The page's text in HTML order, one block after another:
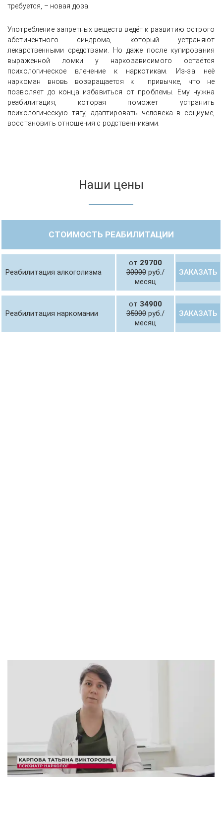
требуется, – новая доза.
Употребление запретных веществ ведёт к развитию острого
абстинентного синдрома, который устраняют
лекарственными средствами. Но даже после купирования
выраженной ломки у наркозависимого остаётся
психологическое влечение к наркотикам. Из-за неё
наркоман вновь возвращается к привычке, что не
позволяет до конца избавиться от проблемы. Ему нужна
реабилитация, которая поможет устранить
психологическую тягу, адаптировать человека в социуме,
восстановить отношения с родственниками.
Наши цены
СТОИМОСТЬ РЕАБИЛИТАЦИИ
Реабилитация алкоголизма
от 29700
30000руб./
месяц
ЗАКАЗАТЬ
Реабилитация наркомании
от 34900
35000руб./
месяц
ЗАКАЗАТЬ